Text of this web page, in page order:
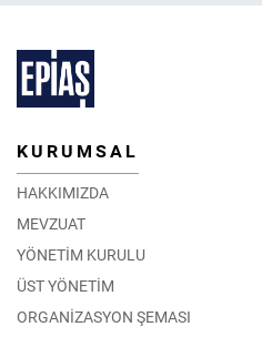
KURUMSAL
HAKKIMIZDA
MEVZUAT
YÖNETİM KURULU
ÜST YÖNETİM
ORGANİZASYON ŞEMASI